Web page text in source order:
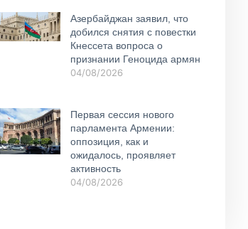
Азербайджан заявил, что
добился снятия с повестки
Кнессета вопроса о
признании Геноцида армян
04/08/2026
Первая сессия нового
парламента Армении:
оппозиция, как и
ожидалось, проявляет
активность
04/08/2026